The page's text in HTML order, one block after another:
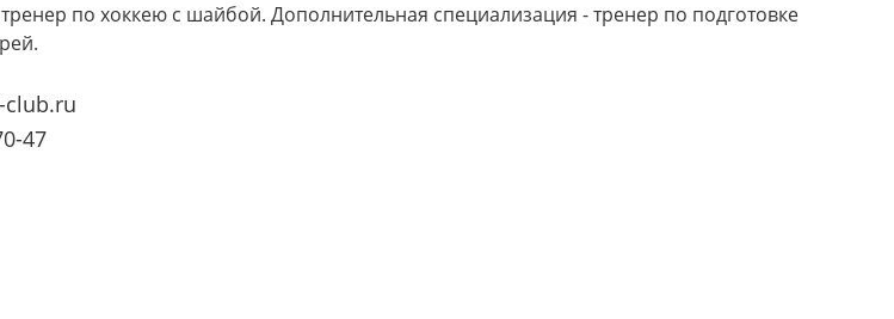
по хоккею с шайбой. Дополнительная специализация - тренер по подготовке
club.ru
47